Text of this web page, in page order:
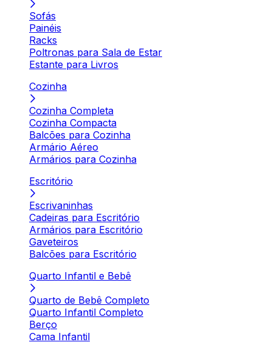
Sofás
Painéis
Racks
Poltronas para Sala de Estar
Estante para Livros
Cozinha
Cozinha Completa
Cozinha Compacta
Balcões para Cozinha
Armário Aéreo
Armários para Cozinha
Escritório
Escrivaninhas
Cadeiras para Escritório
Armários para Escritório
Gaveteiros
Balcões para Escritório
Quarto Infantil e Bebê
Quarto de Bebê Completo
Quarto Infantil Completo
Berço
Cama Infantil